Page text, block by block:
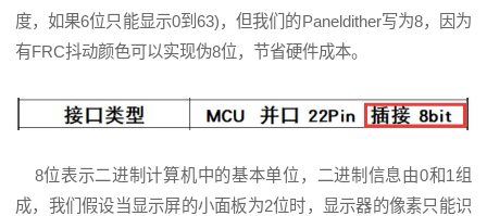
度，如果6位只能显示0到63)，但我们的Paneldither写为8，因为
有FRC抖动颜色可以实现伪8位，节省硬件成本。
8位表示二进制计算机中的基本单位，二进制信息由0和1组
成，我们假设当显示屏的小面板为2位时，显示器的像素只能识